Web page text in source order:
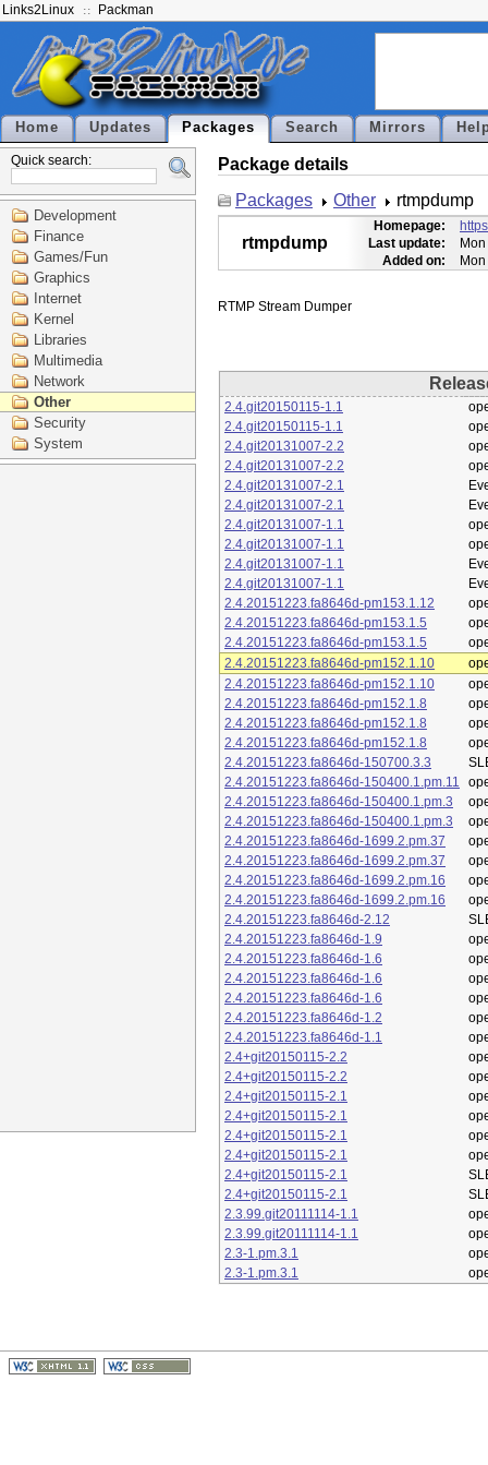
Links2Linux Packman
Home Updates Packages Search Mirrors
Quick search:
Development
Finance
Games/Fun
Graphics
Internet
Kernel
Libraries
Multimedia
Network
Other
Security
System
Package details
Packages
Other rtmpdump
rtmpdump
Homepage:
Last update:
Added on:
2.4.git20150115-1.1
2.4.git20150115-1.1
2.4.git20131007-2.2
2.4.git20131007-2.2
2.4.git20131007-2.1
2.4.git20131007-2.1
2.4.git20131007-1.1
2.4.git20131007-1.1
2.4.git20131007-1.1
2.4.git20131007-1.1
2.4.20151223.fa8646d-pm153.1.12
2.4.20151223.fa8646d-pm153.1.5
2.4.20151223.fa8646d-pm153.1.5
2.4.20151223.fa8646d-pm152.1.10
2.4.20151223.fa8646d-pm152.1.10
2.4.20151223.fa8646d-pm152.1.8
2.4.20151223.fa8646d-pm152.1.8
2.4.20151223.fa8646d-pm152.1.8
2.4.20151223.fa8646d-150700.3.3
2.4.20151223.fa8646d-150400.1.pm.11
2.4.20151223.fa8646d-150400.1.pm.3
2.4.20151223.fa8646d-150400.1.pm.3
2.4.20151223.fa8646d-1699.2.pm.37
2.4.20151223.fa8646d-1699.2.pm.37
2.4.20151223.fa8646d-1699.2.pm.16
2.4.20151223.fa8646d-1699.2.pm.16
2.4.20151223.fa8646d-2.12
2.4.20151223.fa8646d-1.9
2.4.20151223.fa8646d-1.6
2.4.20151223.fa8646d-1.6
2.4.20151223.fa8646d-1.6
2.4.20151223.fa8646d-1.2
2.4.20151223.fa8646d-1.1
2.4+git20150115-2.2
2.4+git20150115-2.2
2.4+git20150115-2.1
2.4+git20150115-2.1
2.4+git20150115-2.1
2.4+git20150115-2.1
2.4+git20150115-2.1
2.4+git20150115-2.1
2.3.99.git20111114-1.1
2.3.99.git20111114-1.1
2.3-1.pm.3.1
2.3-1.pm.3.1